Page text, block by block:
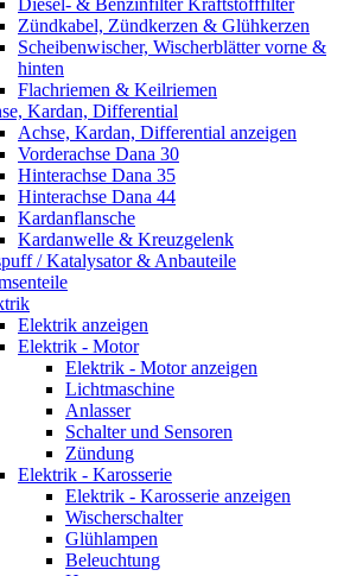
Zündkabel, Zündkerzen & Glühkerzen
Scheibenwischer, Wischerblätter vorne &
hinten
Flachriemen & Keilriemen
Kardan, Differential
Achse, Kardan, Differential anzeigen
Vorderachse Dana 30
Hinterachse Dana 35
Hinterachse Dana 44
Kardanflansche
Kardanwelle & Kreuzgelenk
/ Katalysator & Anbauteile
Elektrik anzeigen
Elektrik - Motor
Elektrik - Motor anzeigen
Lichtmaschine
Anlasser
Schalter und Sensoren
Zündung
Elektrik - Karosserie
Elektrik - Karosserie anzeigen
Wischerschalter
Glühlampen
Beleuchtung